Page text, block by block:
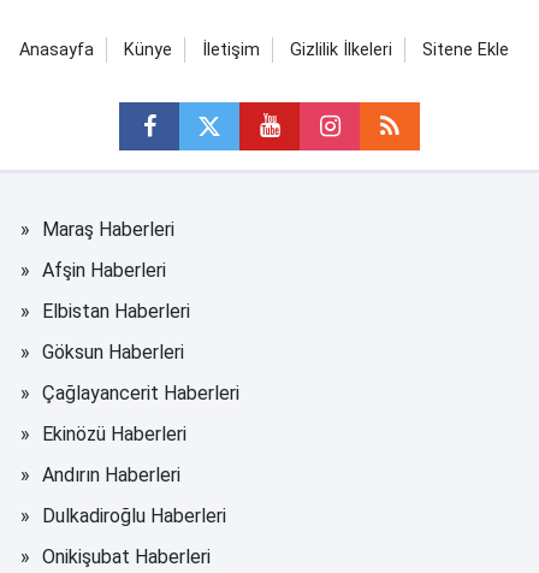
Anasayfa Künye İletişim Gizlilik İlkeleri Sitene Ekle
Maraş Haberleri
Afşin Haberleri
Elbistan Haberleri
Göksun Haberleri
Çağlayancerit Haberleri
Ekinözü Haberleri
Andırın Haberleri
Dulkadiroğlu Haberleri
Onikişubat Haberleri